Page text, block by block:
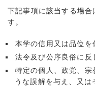
下記事項に該当する場合
す。
本学の信用又は品位
法令及び公序良俗に
特定の個人、政党、宗
うな誤解を与え、又は